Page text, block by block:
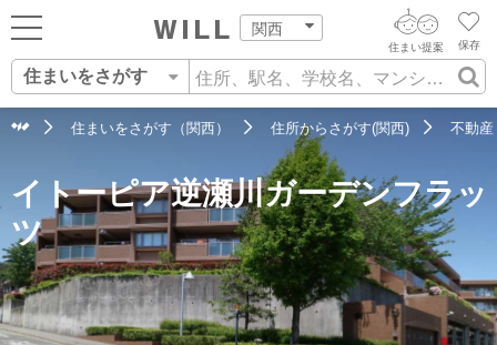
関西
ログイン
住まいをさがす
住まいを売る
住まいをつくる
保存
住まい提案
住まいをさがす
住まいをさがす
自宅の相場をみる
住まい事例をさが
す
街・施設をさがす
AIウィルくんの提案
AI査定・チャット相談する
不動産エージェントの提案
価格査定を依頼する
住まいをさがす（関西） 住所からさがす(関西) 不動産
イトーピア逆瀬川ガーデンフラッ
ツ